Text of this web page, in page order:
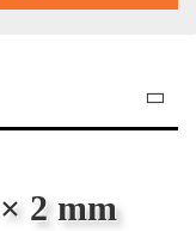
2 mm